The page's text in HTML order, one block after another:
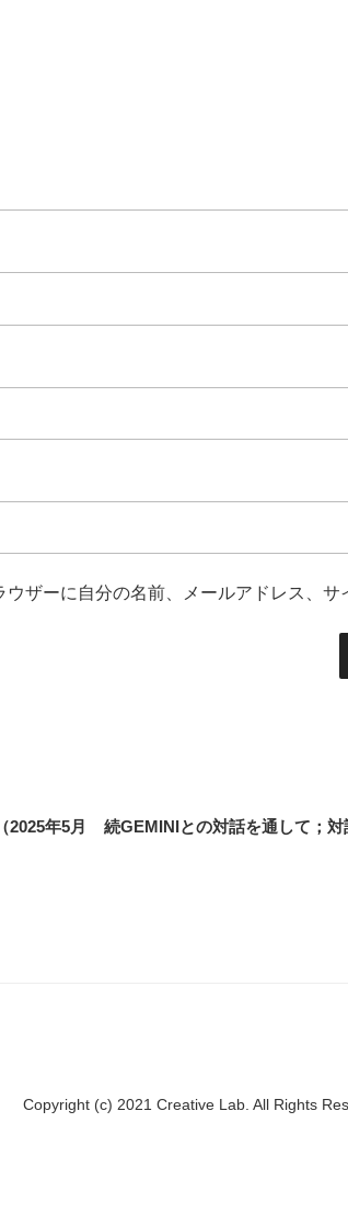
ザーに自分の名前、メールアドレス、サ
2025年5月
続GEMINIとの対話を通して；
Copyright (c) 2021 Creative Lab. All Rights